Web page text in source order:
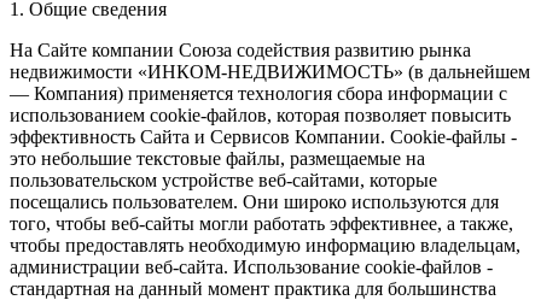
1. Общие сведения
На Сайте компании Союза содействия развитию рынка
недвижимости «ИНКОМ-НЕДВИЖИМОСТЬ» (в дальнейшем
— Компания) применяется технология сбора информации с
использованием cookie-файлов, которая позволяет повысить
эффективность Сайта и Сервисов Компании. Сookie-файлы -
это небольшие текстовые файлы, размещаемые на
пользовательском устройстве веб-сайтами, которые
посещались пользователем. Они широко используются для
того, чтобы веб-сайты могли работать эффективнее, а также,
чтобы предоставлять необходимую информацию владельцам,
администрации веб-сайта. Использование cookie-файлов -
стандартная на данный момент практика для большинства